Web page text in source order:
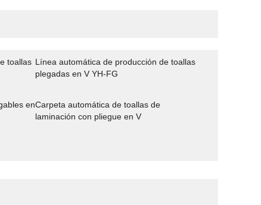
toallas Línea automática de producción de toallas
plegadas en V YH-FG
enCarpeta automática de toallas de
laminación con pliegue en V